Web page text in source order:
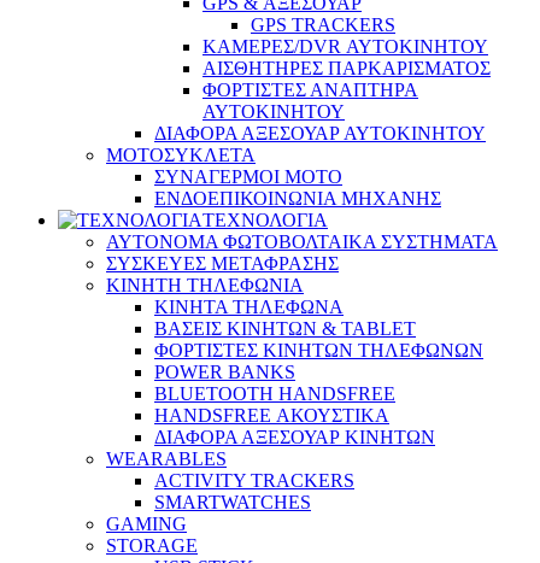
GPS TRACKERS
ΚΑΜΕΡΕΣ/DVR ΑΥΤΟΚΙΝΗΤΟΥ
ΑΙΣΘΗΤΗΡΕΣ ΠΑΡΚΑΡΙΣΜΑΤΟΣ
ΦΟΡΤΙΣΤΕΣ ΑΝΑΠΤΗΡΑ
ΑΥΤΟΚΙΝΗΤΟΥ
ΔΙΑΦΟΡΑ ΑΞΕΣΟΥΑΡ ΑΥΤΟΚΙΝΗΤΟΥ
ΜΟΤΟΣΥΚΛΕΤΑ
ΣΥΝΑΓΕΡΜΟΙ ΜΟΤΟ
ΕΝΔΟΕΠΙΚΟΙΝΩΝΙΑ ΜΗΧΑΝΗΣ
ΤΕΧΝΟΛΟΓΙΑ
ΑΥΤΟΝΟΜΑ ΦΩΤΟΒΟΛΤΑΙΚΑ ΣΥΣΤΗΜΑΤΑ
ΣΥΣΚΕΥΕΣ ΜΕΤΑΦΡΑΣΗΣ
ΚΙΝΗΤΗ ΤΗΛΕΦΩΝΙΑ
ΚΙΝΗΤΑ ΤΗΛΕΦΩΝΑ
ΒΑΣΕΙΣ ΚΙΝΗΤΩΝ & TABLET
ΦΟΡΤΙΣΤΕΣ ΚΙΝΗΤΩΝ ΤΗΛΕΦΩΝΩΝ
POWER BANKS
BLUETOOTH HANDSFREE
HANDSFREE ΑΚΟΥΣΤΙΚΑ
ΔΙΑΦΟΡΑ ΑΞΕΣΟΥΑΡ ΚΙΝΗΤΩΝ
WEARABLES
ACTIVITY TRACKERS
SMARTWATCHES
GAMING
STORAGE